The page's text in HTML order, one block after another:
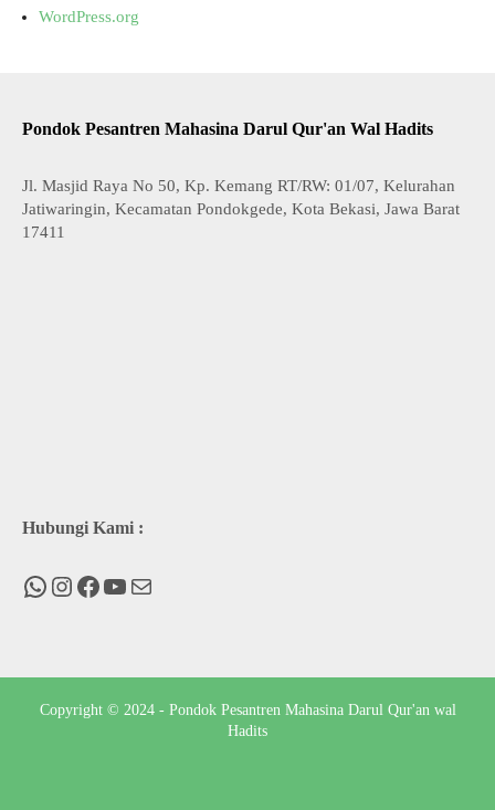
WordPress.org
Pondok Pesantren Mahasina Darul Qur'an Wal Hadits
Jl. Masjid Raya No 50, Kp. Kemang RT/RW: 01/07, Kelurahan
Jatiwaringin, Kecamatan Pondokgede, Kota Bekasi, Jawa Barat
17411
Hubungi Kami :
WhatsApp
Instagram
Facebook
You Tube
Mail
Copyright © 2024 - Pondok Pesantren Mahasina Darul Qur'an wal
Hadits